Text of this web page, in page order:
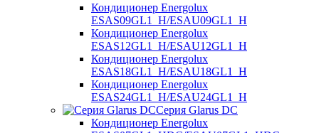
Кондиционер Energolux
ESAS09GL1_H/ESAU09GL1_H
Кондиционер Energolux
ESAS12GL1_H/ESAU12GL1_H
Кондиционер Energolux
ESAS18GL1_H/ESAU18GL1_H
Кондиционер Energolux
ESAS24GL1_H/ESAU24GL1_H
Серия Glarus DC
Кондиционер Energolux